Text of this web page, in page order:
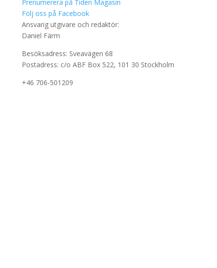
Prenumerera på Tiden Magasin
Följ oss på Facebook
Ansvarig utgivare och redaktör:
Daniel Färm
Besöksadress: Sveavägen 68
Postadress: c/o ABF Box 522, 101 30 Stockholm
+46 706-501209